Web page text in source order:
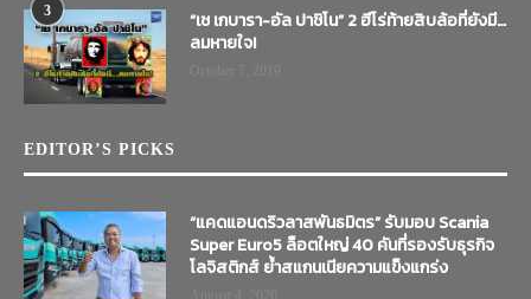
3
“เช เกบารา-อัล ปาชิโน” 2 ฮีโร่ท้ายสิบล้อที่ยังมี…
ลมหายใจ!
EDITOR’S PICKS
“แคดแอนดริวลาสพันธมิตร” รับมอบ Scania
Super Euro5 ล็อตใหญ่ 40 คันที่รองรับธุรกิจ
โลจิสติกส์ ย้ำสแกนเนียความแข็งแกร่ง